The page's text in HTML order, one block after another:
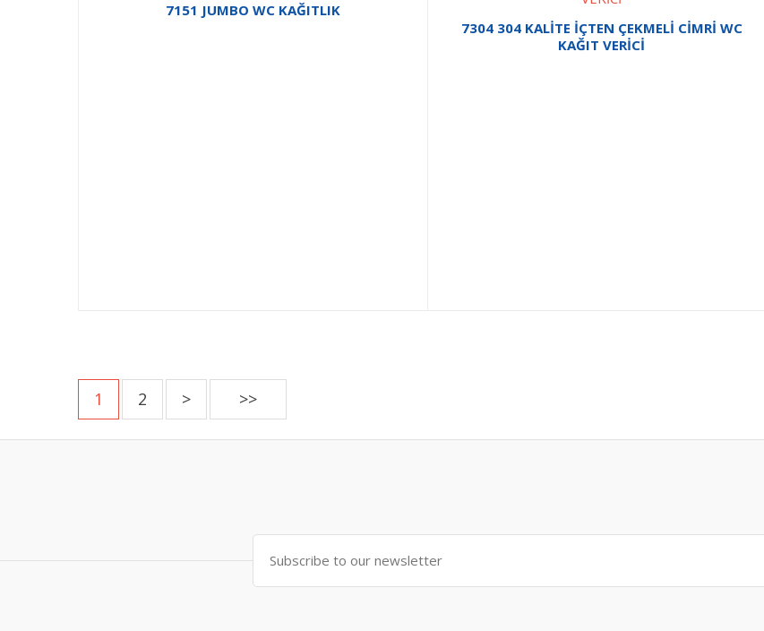
7151 JUMBO WC KAĞITLIK
7304 304 KALİTE İÇTEN ÇEKMELİ CİMRİ WC
KAĞIT VERİCİ
1 2 > >>